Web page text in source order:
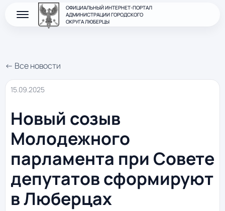
ОФИЦИАЛЬНЫЙ ИНТЕРНЕТ-ПОРТАЛ
АДМИНИСТРАЦИИ ГОРОДСКОГО
ОКРУГА ЛЮБЕРЦЫ
← Все новости
15.09.2025
Новый созыв
Молодежного
парламента при Совете
депутатов сформируют
в Люберцах